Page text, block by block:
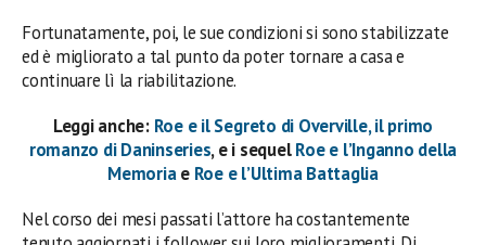
Fortunatamente, poi, le sue condizioni si sono stabilizzate
ed è migliorato a tal punto da poter tornare a casa e
continuare lì la riabilitazione.
Leggi anche: Roe e il Segreto di Overville, il primo
romanzo di Daninseries, e i sequelRoe e l’Inganno della
Memoriae Roe e l’Ultima Battaglia
Nel corso dei mesi passati l’attore ha costantemente